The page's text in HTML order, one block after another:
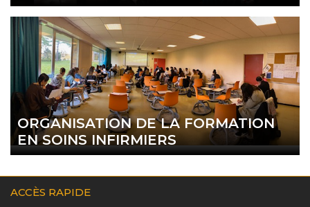
ORGANISATION DE LA FORMATION
EN SOINS INFIRMIERS
ACCÈS RAPIDE